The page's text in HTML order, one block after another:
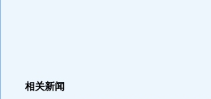
相关新闻